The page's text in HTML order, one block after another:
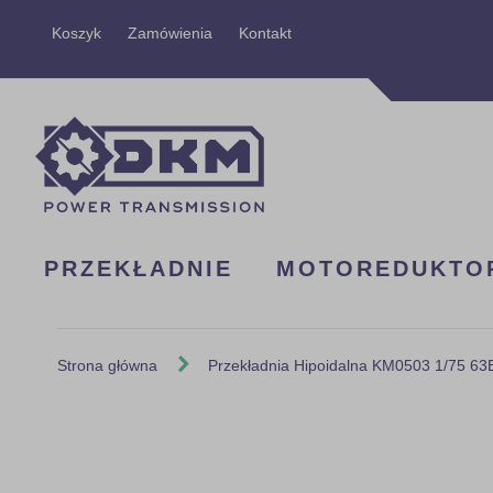
Koszyk Zamówienia KontaktPrzejdź
PRZEKŁADNIE
Strona główna Przekładnia Hipoidalna KM0503 1/75